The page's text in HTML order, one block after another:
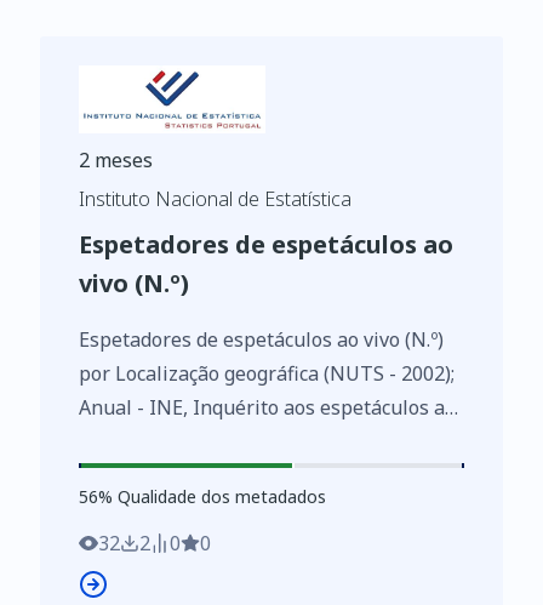
2 meses
Instituto Nacional de Estatística
Espetadores de espetáculos ao
vivo (N.º)
Espetadores de espetáculos ao vivo (N.º)
por Localização geográfica (NUTS - 2002);
Anual - INE, Inquérito aos espetáculos ao
https://www.ine.pt/xurl/indx/0001106/PT
56%
56% Qualidade dos metadados
32 2 0 0